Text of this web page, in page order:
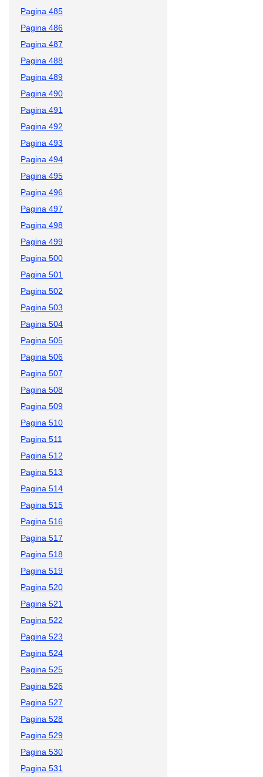
Pagina 485
Pagina 486
Pagina 487
Pagina 488
Pagina 489
Pagina 490
Pagina 491
Pagina 492
Pagina 493
Pagina 494
Pagina 495
Pagina 496
Pagina 497
Pagina 498
Pagina 499
Pagina 500
Pagina 501
Pagina 502
Pagina 503
Pagina 504
Pagina 505
Pagina 506
Pagina 507
Pagina 508
Pagina 509
Pagina 510
Pagina 511
Pagina 512
Pagina 513
Pagina 514
Pagina 515
Pagina 516
Pagina 517
Pagina 518
Pagina 519
Pagina 520
Pagina 521
Pagina 522
Pagina 523
Pagina 524
Pagina 525
Pagina 526
Pagina 527
Pagina 528
Pagina 529
Pagina 530
Pagina 531